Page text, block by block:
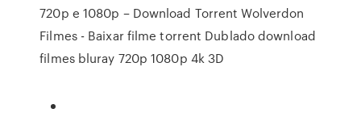
720p e 1080p – Download Torrent Wolverdon
Filmes - Baixar filme torrent Dublado download
filmes bluray 720p 1080p 4k 3D